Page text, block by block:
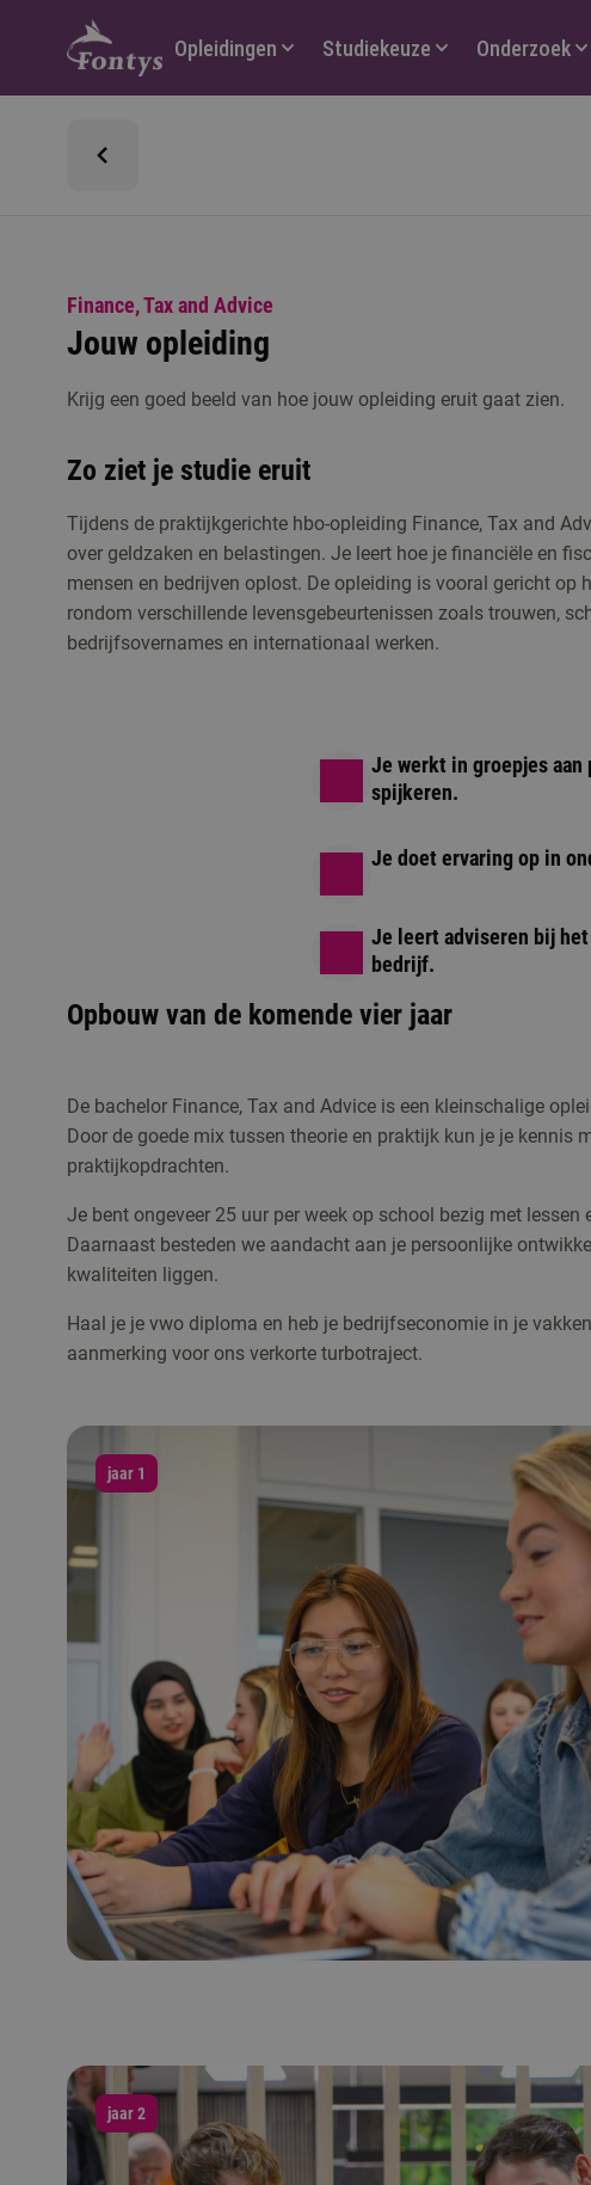
Hoofdmenu
Opleidingen Studiekeuze Onderzoek
Finance, Tax and Advice
Jouw opleiding
Krijg een goed beeld van hoe jouw opleiding eruit gaat zien.
Zo ziet je studie eruit
Tijdens de praktijkgerichte hbo-opleiding Finance, Tax and
over geldzaken en belastingen. Je leert hoe je financiële en
mensen en bedrijven oplost. De opleiding is vooral gericht op
rondom verschillende levensgebeurtenissen zoals trouwen,
bedrijfsovernames en internationaal werken.
Je werkt in groepjes
spijkeren.
Je doet ervaring op in
Je leert adviseren bij
bedrijf.
Opbouw van de komende vier jaar
De bachelor Finance, Tax and Advice is een kleinschalige
Door de goede mix tussen theorie en praktijk kun je je kennis
praktijkopdrachten.
Je bent ongeveer 25 uur per week op school bezig met lessen
Daarnaast besteden we aandacht aan je persoonlijke
kwaliteiten liggen.
Haal je je vwo diploma en heb je bedrijfseconomie in je
aanmerking voor ons verkorte turbotraject.
jaar 1
jaar 2